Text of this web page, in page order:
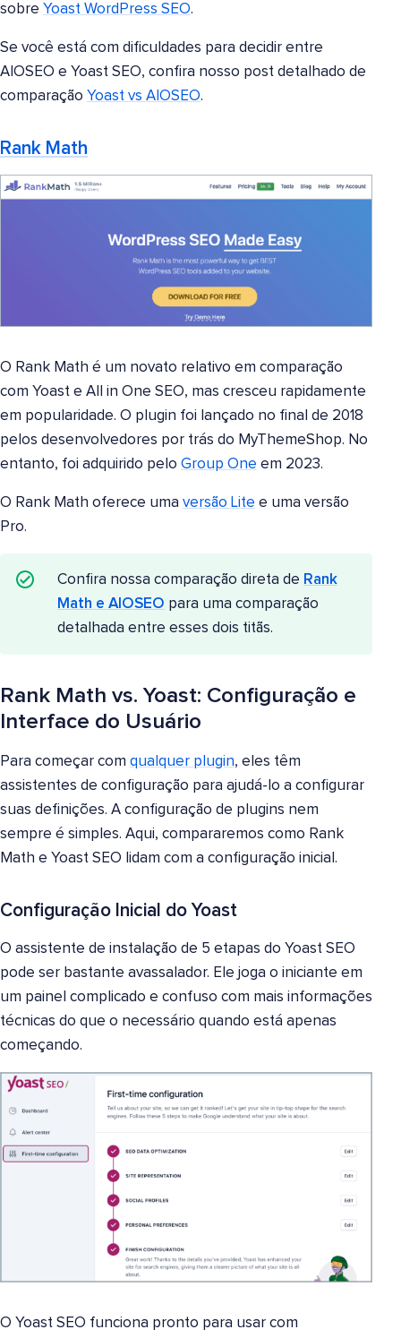
sobre Yoast WordPress SEO.
Se você está com dificuldades para decidir entre
AIOSEO e Yoast SEO, confira nosso post detalhado de
comparação Yoast vs AIOSEO.
Rank Math
O Rank Math é um novato relativo em comparação
com Yoast e All in One SEO, mas cresceu rapidamente
em popularidade. O plugin foi lançado no final de 2018
pelos desenvolvedores por trás do MyThemeShop. No
entanto, foi adquirido pelo Group One em 2023.
O Rank Math oferece uma versão Lite e uma versão
Pro.
Confira nossa comparação direta de Rank
Math e AIOSEO para uma comparação
detalhada entre esses dois titãs.
Rank Math vs. Yoast: Configuração e
Interface do Usuário
Para começar com qualquer plugin, eles têm
assistentes de configuração para ajudá-lo a configurar
suas definições. A configuração de plugins nem
sempre é simples. Aqui, compararemos como Rank
Math e Yoast SEO lidam com a configuração inicial.
Configuração Inicial do Yoast
O assistente de instalação de 5 etapas do Yoast SEO
pode ser bastante avassalador. Ele joga o iniciante em
um painel complicado e confuso com mais informações
técnicas do que o necessário quando está apenas
começando.
O Yoast SEO funciona pronto para usar com